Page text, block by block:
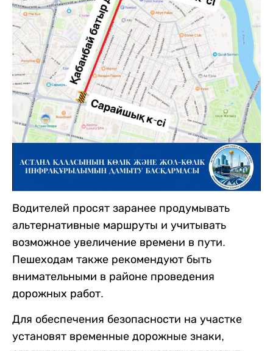
Водителей просят заранее продумывать
альтернативные маршруты и учитывать
возможное увеличение времени в пути.
Пешеходам также рекомендуют быть
внимательными в районе проведения
дорожных работ.
Для обеспечения безопасности на участке
установят временные дорожные знаки,